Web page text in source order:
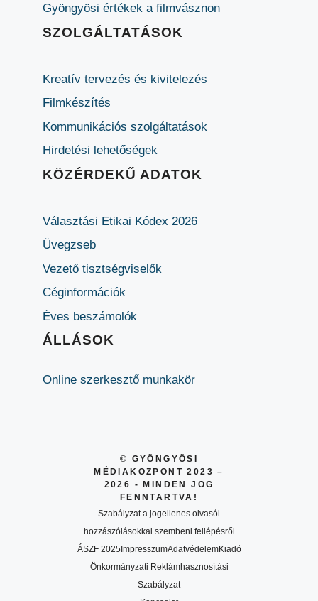
Gyöngyösi értékek a filmvásznon
SZOLGÁLTATÁSOK
Kreatív tervezés és kivitelezés
Filmkészítés
Kommunikációs szolgáltatások
Hirdetési lehetőségek
KÖZÉRDEKŰ ADATOK
Választási Etikai Kódex 2026
Üvegzseb
Vezető tisztségviselők
Céginformációk
Éves beszámolók
ÁLLÁSOK
Online szerkesztő munkakör
© GYÖNGYÖSI
MÉDIAKÖZPONT 2023 –
2026 - MINDEN JOG
FENNTARTVA!
Szabályzat a jogellenes olvasói
hozzászólásokkal szembeni fellépésről
ÁSZF 2025ImpresszumAdatvédelemKiadó
Önkormányzati Reklámhasznosítási
Szabályzat